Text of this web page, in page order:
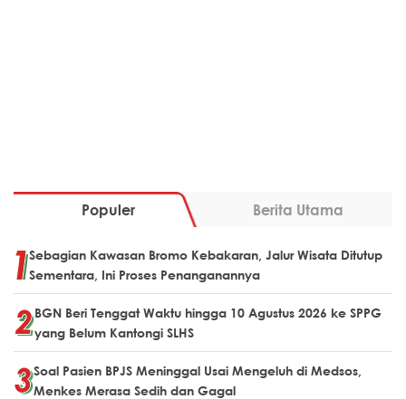
Populer Berita Utama
Sebagian Kawasan Bromo Kebakaran, Jalur Wisata Ditutup
Sementara, Ini Proses Penanganannya
BGN Beri Tenggat Waktu hingga 10 Agustus 2026 ke SPPG
yang Belum Kantongi SLHS
Soal Pasien BPJS Meninggal Usai Mengeluh di Medsos,
Menkes Merasa Sedih dan Gagal